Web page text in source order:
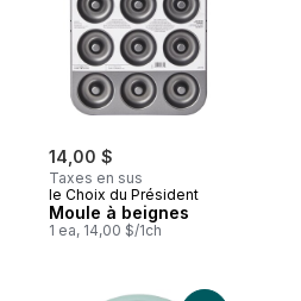
14,00 $
Taxes en sus
le Choix du Président
Moule à beignes
1 ea, 14,00 $/1ch